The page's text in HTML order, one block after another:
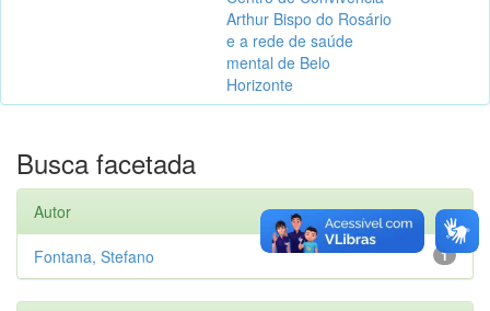
Arthur Bispo do Rosário
e a rede de saúde
mental de Belo
Horizonte
Busca facetada
Autor
1
Fontana, Stefano